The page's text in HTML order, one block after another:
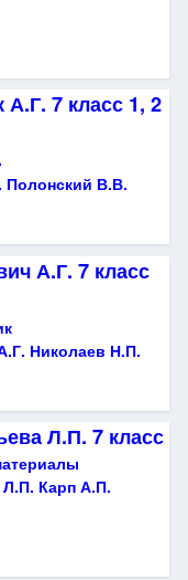
7 класс 1, 2
Полонский В.В.
А.Г. 7 класс
Николаев Н.П.
Л.П. 7 класс
Карп А.П.